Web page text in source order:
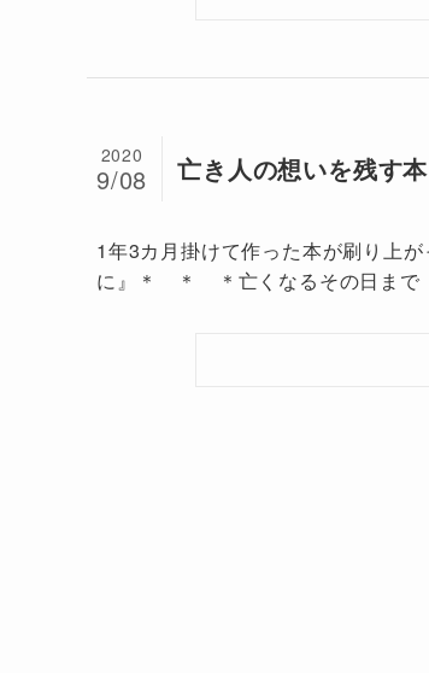
亡き人の想いを残す本
2020
9/08
1年3カ月掛けて作った本が刷り上
に』＊ ＊ ＊亡くなるその日まで